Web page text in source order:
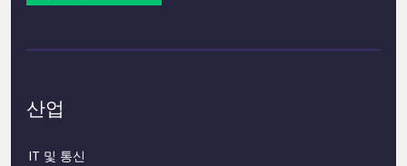
산업
IT 및 통신